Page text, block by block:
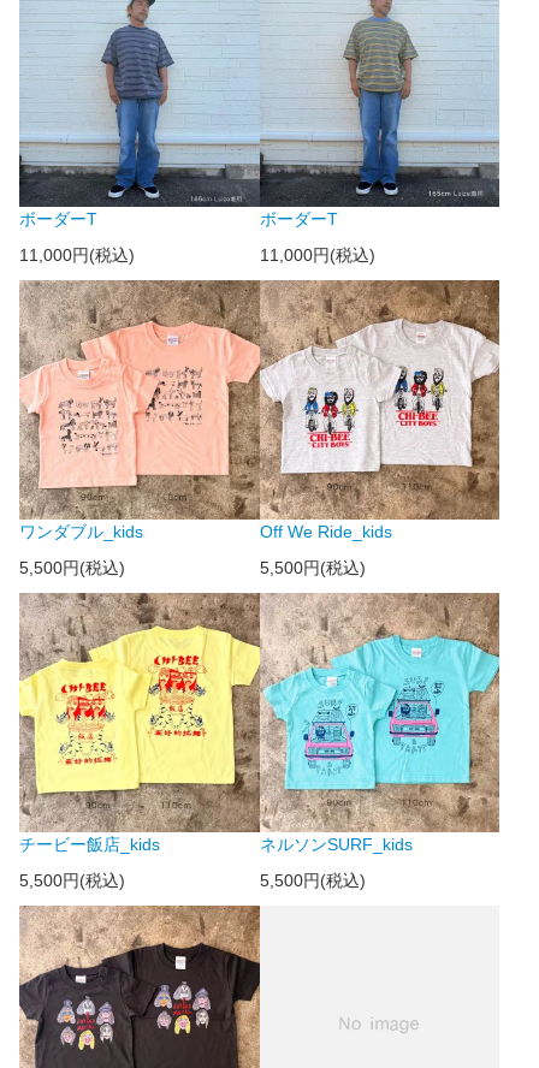
ボーダーT
11,000円(税込)
ボーダーT
11,000円(税込)
ワンダブル_kids
5,500円(税込)
Off We Ride_kids
5,500円(税込)
チービー飯店_kids
5,500円(税込)
ネルソンSURF_kids
5,500円(税込)